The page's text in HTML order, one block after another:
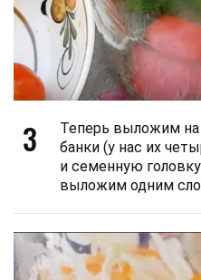
3
Теперь выложим
банки (у нас их
и семенную
выложим одним